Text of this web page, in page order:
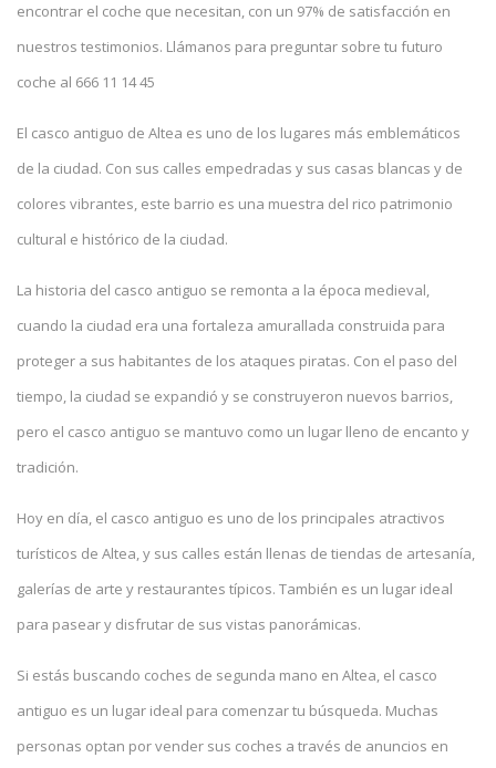
encontrar el coche que necesitan, con un 97% de satisfacción en
nuestros testimonios. Llámanos para preguntar sobre tu futuro
coche al 666 11 14 45
El casco antiguo de Altea es uno de los lugares más emblemáticos
de la ciudad. Con sus calles empedradas y sus casas blancas y de
colores vibrantes, este barrio es una muestra del rico patrimonio
cultural e histórico de la ciudad.
La historia del casco antiguo se remonta a la época medieval,
cuando la ciudad era una fortaleza amurallada construida para
proteger a sus habitantes de los ataques piratas. Con el paso del
tiempo, la ciudad se expandió y se construyeron nuevos barrios,
pero el casco antiguo se mantuvo como un lugar lleno de encanto y
tradición.
Hoy en día, el casco antiguo es uno de los principales atractivos
turísticos de Altea, y sus calles están llenas de tiendas de artesanía,
galerías de arte y restaurantes típicos. También es un lugar ideal
para pasear y disfrutar de sus vistas panorámicas.
Si estás buscando coches de segunda mano en Altea, el casco
antiguo es un lugar ideal para comenzar tu búsqueda. Muchas
personas optan por vender sus coches a través de anuncios en